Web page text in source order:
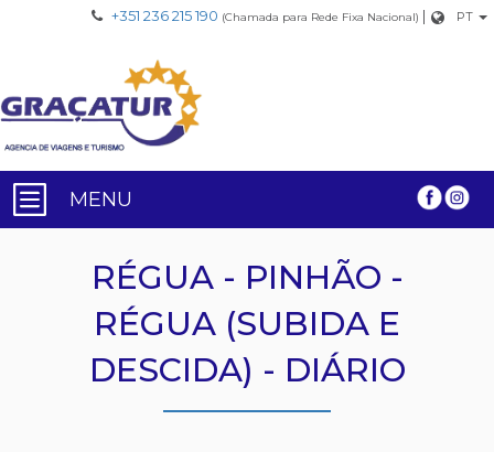
+351 236 215 190 (Chamada para Rede Fixa Nacional) | PT
MENU
RÉGUA - PINHÃO -
RÉGUA (SUBIDA E
DESCIDA) - DIÁRIO